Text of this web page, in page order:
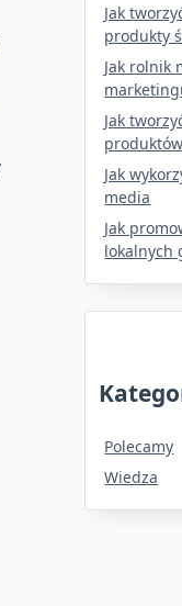
Jak
produkty
Jak rolnik
Jak
Jak
media
Jak
lokalnych
Polecamy
Wiedza